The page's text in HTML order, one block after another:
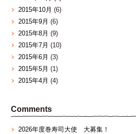
2015年10月 (6)
2015年9月 (6)
2015年8月 (9)
2015年7月 (10)
2015年6月 (3)
2015年5月 (1)
2015年4月 (4)
Comments
2026年度巻寿司大使 大募集！